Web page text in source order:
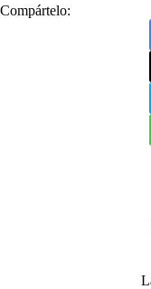
Compártelo: